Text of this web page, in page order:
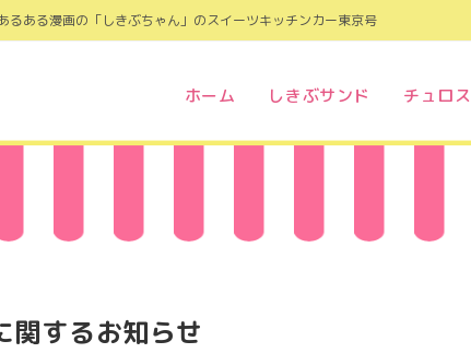
るある漫画の「しきぶちゃん」のスイーツキッチンカー東京号
ホーム しきぶサンド チュロス
関するお知らせ